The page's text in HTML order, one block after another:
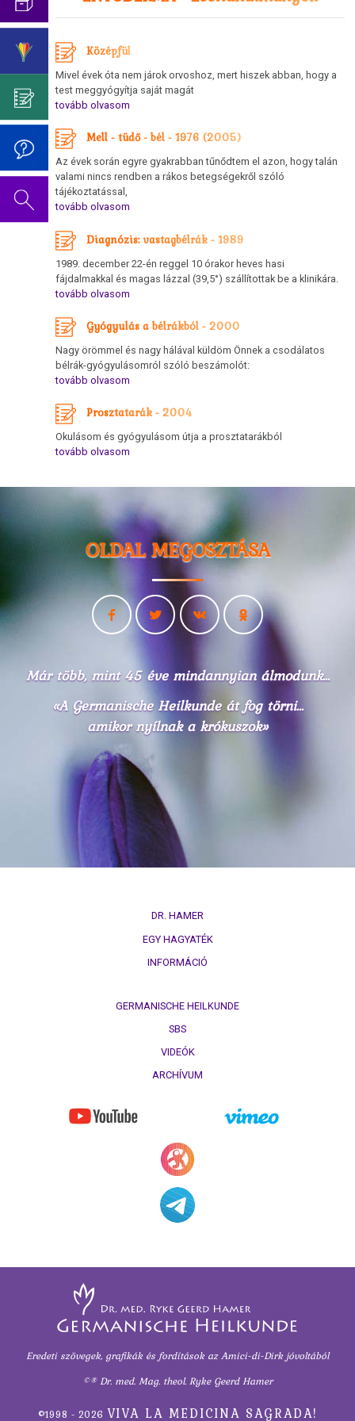
pszicho-
Germanische
Heilkunde
Viselkedési
Az
biológiai
természettörvény
Biológiai
természettörvény
Biológiai
természettörvény
Biológiai
természettörvény
Biológiai
természettörvény
5.
természettörvény
DHS
Hormonok
Immunrendszer
Metasztázisok
Cukorbetegség
Hasnyálmirigy
Hodgkin/Non-
Hodgkin
Neurodermatitis
Orr
Sclerosis
multiplex
szerkesztés
oldal
szerkesztés
alatt
áll.
Heilkunde
ismereteinek
elnyomása
Dr.
Hamer
Mein
Studentenmädchen
című
könyvéről
Születésnapi
koncert
2019
Középfül
Mivel évek óta nem járok orvoshoz, mert hiszek abban, hogy a
test meggyógyítja saját magát
tovább olvasom
Mell - tüdő - bél - 1976 (2005)
Az évek során egyre gyakrabban tűnődtem el azon, hogy talán
valami nincs rendben a rákos betegségekről szóló
tájékoztatással,
tovább olvasom
Diagnózis: vastagbélrák - 1989
1989. december 22-én reggel 10 órakor heves hasi
fájdalmakkal és magas lázzal (39,5°) szállítottak be a klinikára.
tovább olvasom
Gyógyulás a bélrákból - 2000
Nagy örömmel és nagy hálával küldöm Önnek a csodálatos
bélrák-gyógyulásomról szóló beszámolót:
tovább olvasom
Prosztatarák - 2004
Okulásom és gyógyulásom útja a prosztatarákból
tovább olvasom
OLDAL MEGOSZTÁSA
Már több, mint 45 éve mindannyian álmodunk...
«A Germanische Heilkunde át fog törni...
amikor nyílnak a krókuszok»
DR. HAMER
EGY HAGYATÉK
INFORMÁCIÓ
GERMANISCHE HEILKUNDE
SBS
VIDEÓK
ARCHÍVUM
Eredeti szövegek, grafikák és fordítások az Amici-di-Dirk jóvoltából
©® Dr. med. Mag. theol. Ryke Geerd Hamer
©1998 - 2026 VIVA LA MEDICINA SAGRADA!